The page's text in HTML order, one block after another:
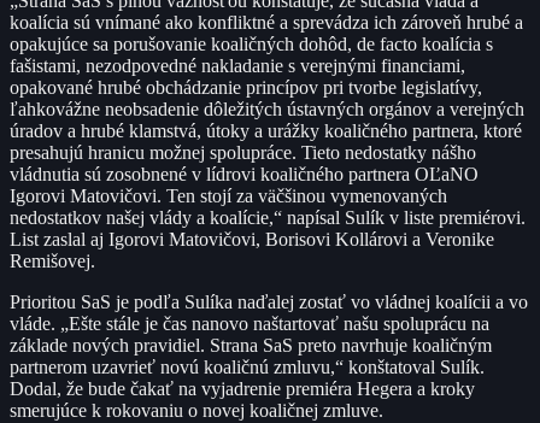
koalícia sú vnímané ako konfliktné a sprevádza ich zároveň hrubé a
opakujúce sa porušovanie koaličných dohôd, de facto koalícia s
fašistami, nezodpovedné nakladanie s verejnými financiami,
opakované hrubé obchádzanie princípov pri tvorbe legislatívy,
ľahkovážne neobsadenie dôležitých ústavných orgánov a verejných
úradov a hrubé klamstvá, útoky a urážky koaličného partnera, ktoré
presahujú hranicu možnej spolupráce. Tieto nedostatky nášho
vládnutia sú zosobnené v lídrovi koaličného partnera OĽaNO
Igorovi Matovičovi. Ten stojí za väčšinou vymenovaných
nedostatkov našej vlády a koalície,“ napísal Sulík v liste premiérovi.
List zaslal aj Igorovi Matovičovi, Borisovi Kollárovi a Veronike
Remišovej.
Prioritou SaS je podľa Sulíka naďalej zostať vo vládnej koalícii a vo
vláde. „Ešte stále je čas nanovo naštartovať našu spoluprácu na
základe nových pravidiel. Strana SaS preto navrhuje koaličným
partnerom uzavrieť novú koaličnú zmluvu,“ konštatoval Sulík.
Dodal, že bude čakať na vyjadrenie premiéra Hegera a kroky
smerujúce k rokovaniu o novej koaličnej zmluve.